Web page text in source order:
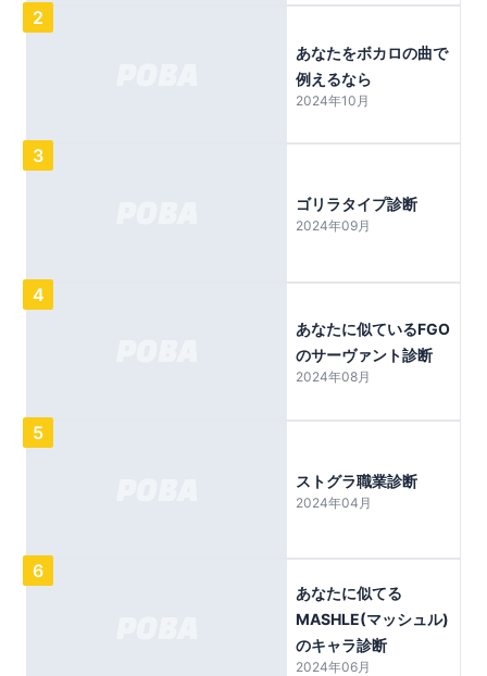
2
あなたをボカロの曲で
例えるなら
2024年10月
3
ゴリラタイプ診断
2024年09月
4
あなたに似ているFGO
のサーヴァント診断
2024年08月
5
ストグラ職業診断
2024年04月
6
あなたに似てる
MASHLE(マッシュル)
のキャラ診断
2024年06月